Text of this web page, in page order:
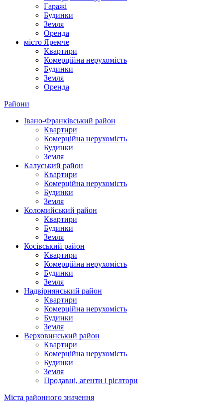
Гаражі
Будинки
Земля
Оренда
місто Яремче
Квартири
Комерційна нерухомість
Будинки
Земля
Оренда
Райони
Івано-Франківський район
Квартири
Комерційна нерухомість
Будинки
Земля
Калуський район
Квартири
Комерційна нерухомість
Будинки
Земля
Коломийський район
Квартири
Будинки
Земля
Косівський район
Квартири
Комерційна нерухомість
Будинки
Земля
Надвірнянський район
Квартири
Комерційна нерухомість
Будинки
Земля
Верховинський район
Квартири
Комерційна нерухомість
Будинки
Земля
Продавці, агенти і рієлтори
Міста районного значення